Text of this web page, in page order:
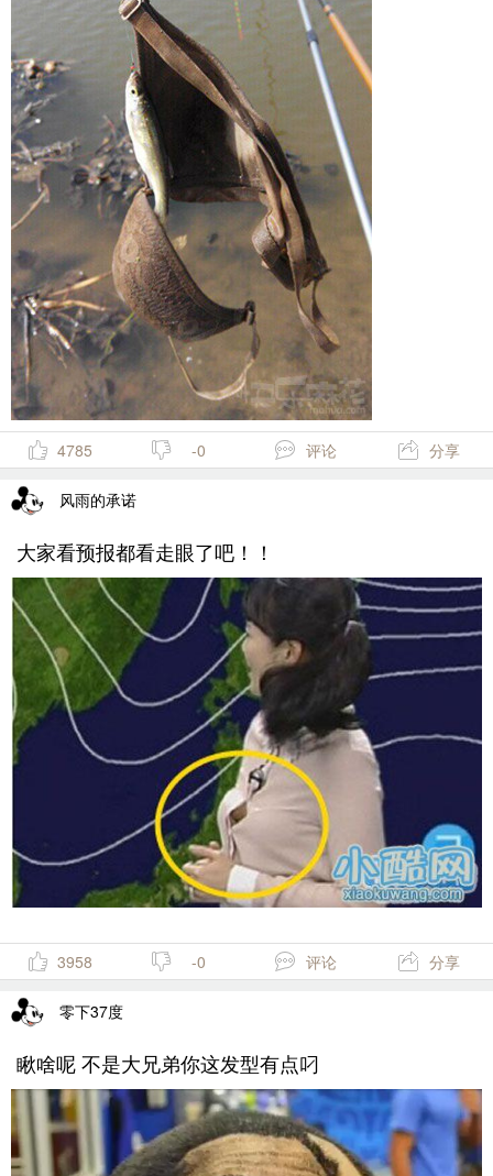
4785 -0 评论 分享
风雨的承诺
大家看预报都看走眼了吧！！
3958 -0 评论 分享
零下37度
瞅啥呢 不是大兄弟你这发型有点叼